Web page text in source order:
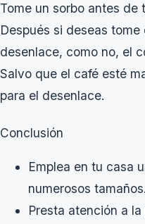
Tome un sorbo antes de
Después si deseas
desenlace, como no, el
Salvo que el café esté
para el desenlace.
Conclusión
Emplea en tu casa
numerosos tamaños.
Presta atención a